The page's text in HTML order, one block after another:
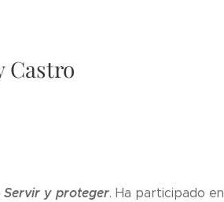
Castro
Servir y proteger. Ha participado en